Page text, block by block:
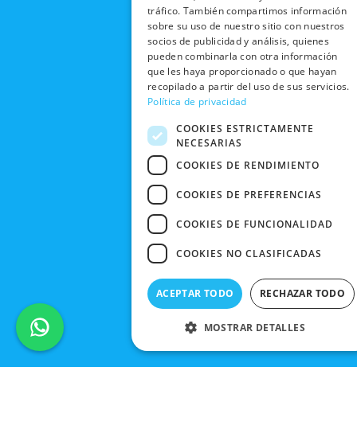
m
CON
NOSOTROS
NUESTRAS
TIENDAS
BLACK
CONTACTO
EN TIENDA
DEVOLUCIONES
Y CAMBIOS
CANCELAR
PEDIDO
POLÍTICA DE
PRIVACIDAD
CONDICIONES
DE COMPRA
tráfico. También compartimos información
sobre su uso de nuestro sitio con nuestros
socios de publicidad y análisis, quienes
pueden combinarla con otra información
que les haya proporcionado o que hayan
recopilado a partir del uso de sus servicios.
Política de privacidad
COOKIES ESTRICTAMENTE
NECESARIAS
COOKIES DE RENDIMIENTO
COOKIES DE PREFERENCIAS
COOKIES DE FUNCIONALIDAD
COOKIES NO CLASIFICADAS
ACEPTAR TODO RECHAZAR TODO
MOSTRAR DETALLES